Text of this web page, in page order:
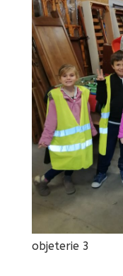
objeterie 3